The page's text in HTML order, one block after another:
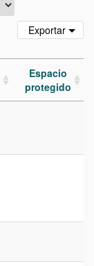
Exportar
Espacio
protegido